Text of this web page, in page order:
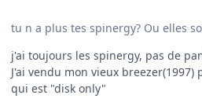
tu n a plus tes spinergy? Ou elles
j'ai toujours les spinergy, pas de
J'ai vendu mon vieux breezer(1997)
qui est "disk only"